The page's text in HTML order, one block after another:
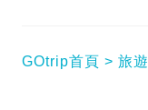
GOtrip首頁 旅遊